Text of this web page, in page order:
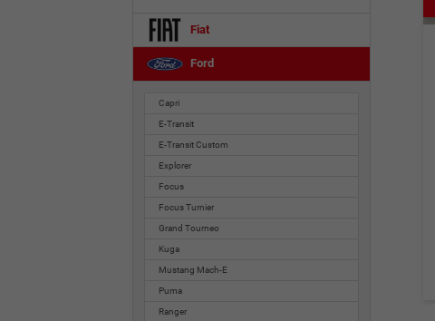
Fiat
Ford
Capri
E-Transit
E-Transit Custom
Explorer
Focus
Focus Turnier
Grand Tourneo
Kuga
Mustang Mach-E
Puma
Ranger